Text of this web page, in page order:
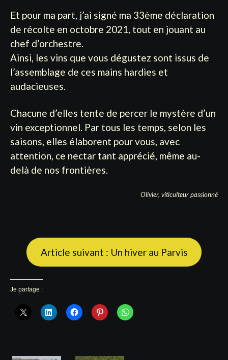
Et pour ma part, j’ai signé ma 33ème déclaration
de récolte en octobre 2021, tout en jouant au
chef d’orchestre.
Ainsi, les vins que vous dégustez sont issus de
l’assemblage de ces mains hardies et
audacieuses.
Chacune d’elles tente de percer le mystère d’un
vin exceptionnel. Par tous les temps, selon les
saisons, elles élaborent pour vous, avec
attention, ce nectar tant apprécié, même au-
delà de nos frontières.
Olivier, viticulteur passionné
Article suivant : Un hiver au Parvis
Je partage :